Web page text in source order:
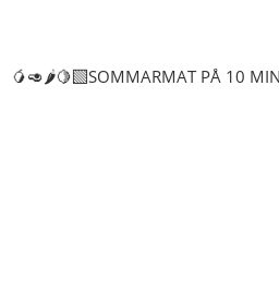
🥭🥑🌶️🍋‍🟩SOMMARMAT PÅ 10